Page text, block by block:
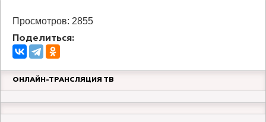
Просмотров: 2855
Поделиться:
ОНЛАЙН-ТРАНСЛЯЦИЯ ТВ